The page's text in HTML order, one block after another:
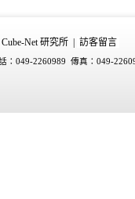
Cube-Net 研究所 訪客留言
：049-2260989 傳真：049-